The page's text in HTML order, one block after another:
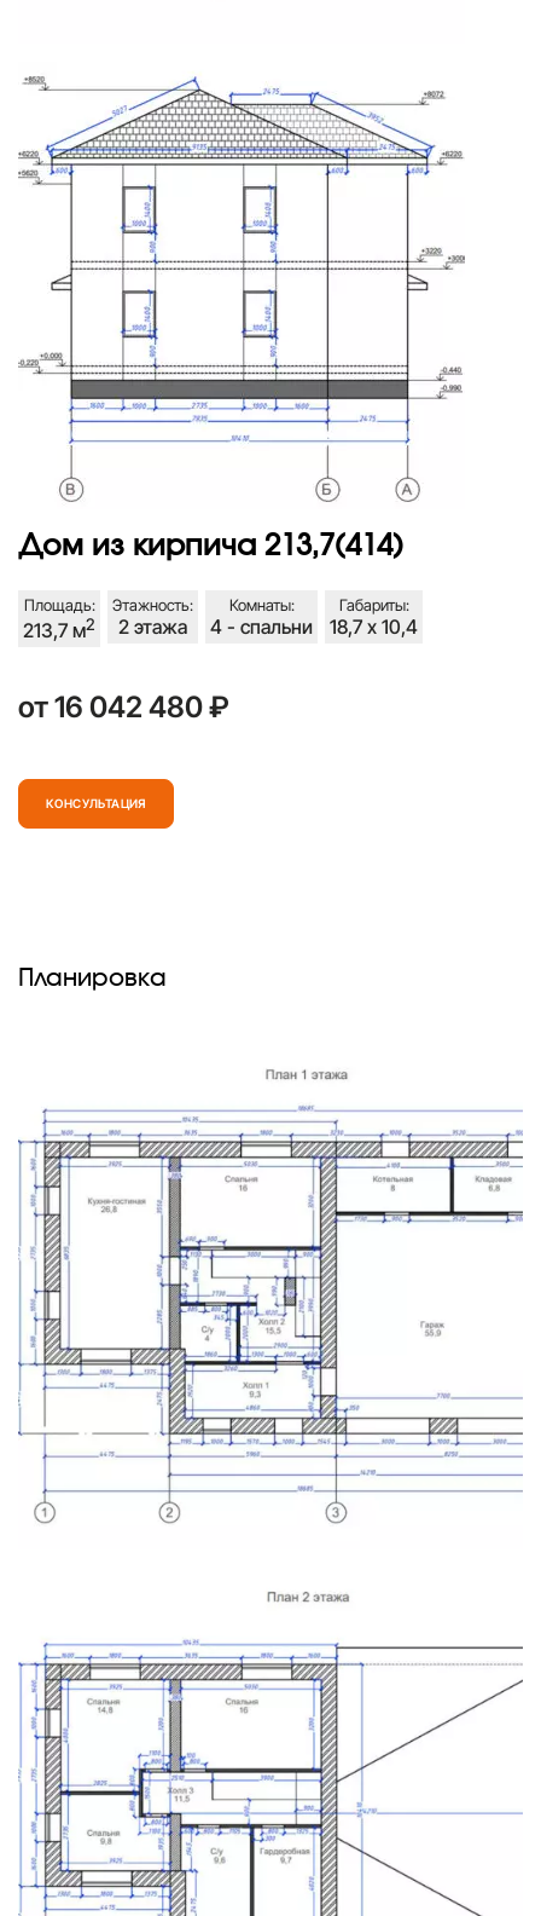
Дом из кирпича 213,7(414)
Площадь:
213,7 м2
Этажность:
2 этажа
Комнаты:
4 - спальни
Габариты:
18,7 х 10,4
от 16 042 480 ₽
КОНСУЛЬТАЦИЯ
Планировка